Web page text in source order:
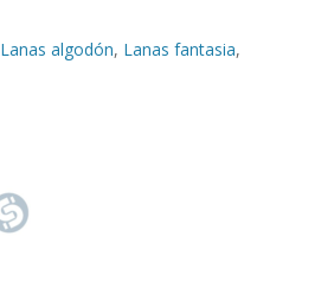
Lanas algodón, Lanas fantasia,